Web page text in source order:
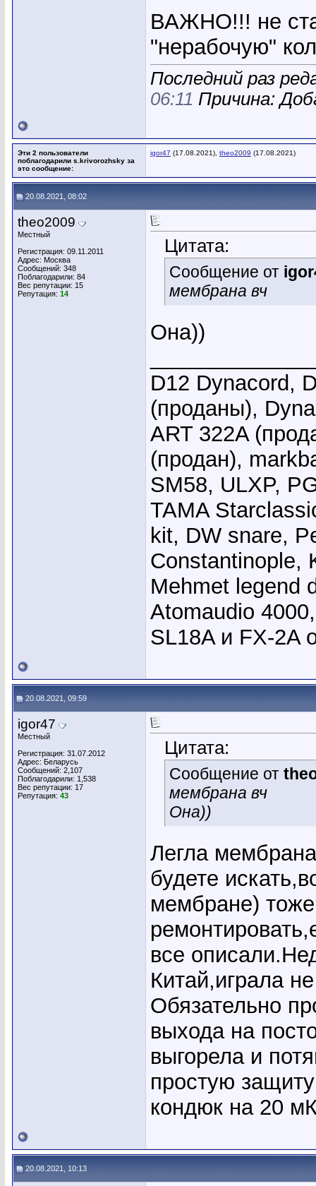
ВАЖНО!!! не
"нерабочую"
Последний раз
06:11 Причина:
Эти 2 пользователи
поблагодарили s.krivorozhsky за
это сообщение:
igor47 (17.08.2021), theo2009 (17.08.2021)
20.08.2021, 08:02
theo2009
Местный
Регистрация: 09.11.2011
Адрес: Москва
Сообщений: 348
Поблагодарили: 84
Вес репутации: 15
Репутация: 14
Цитата:
Сообщение от
мембрана вч
Она))
D12 Dynacord,
(проданы),
ART 322A
(продан),
SM58, ULXP,
TAMA
kit, DW snare,
Constantinople,
Mehmet legend
Atomaudio
SL18A и FX-2A
20.08.2021, 09:59
igor47
Местный
Регистрация: 31.07.2012
Адрес: Беларусь
Сообщений: 2,107
Поблагодарили: 1,538
Вес репутации: 17
Репутация: 43
Цитата:
Сообщение от
мембрана вч
Она))
Легла
будете
мембране)
все
Китай,играла
Обязательно
выхода на
выгорела и
простую
кондюк на 20
20.08.2021, 10:13